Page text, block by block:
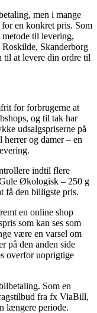
men i mange
en konkret pris. Som
til levering,
Skanderborg
til at levere din ordre til
for forbrugerne at
og til tak har
udsalgspriserne på
herrer og damer – en
indtil flere
Økologisk – 250 g
få den billigste pris.
en online shop
som kan ses som
være en varsel om
på den anden side
overfor uoprigtige
Som en
fra fx ViaBill,
længere periode.